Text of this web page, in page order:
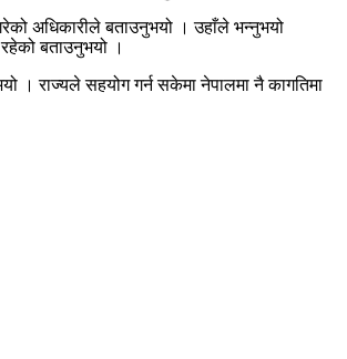
अधिकारीले बताउनुभयो । उहाँले भन्नुभयो
बताउनुभयो ।
। राज्यले सहयोग गर्न सकेमा नेपालमा नै कागतिमा